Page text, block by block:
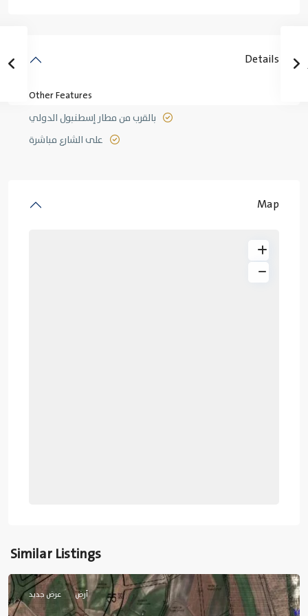
Details
Other Features
بالقرب من مطار إسطنبول الدولي
على الشارع مباشرة
Map
Similar Listings
أرض عرض جديد